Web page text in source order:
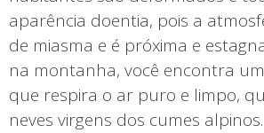
aparência doentia, pois a
de miasma e é próxima e
na montanha, você encontra
que respira o ar puro e limpo,
neves virgens dos cumes alpinos.